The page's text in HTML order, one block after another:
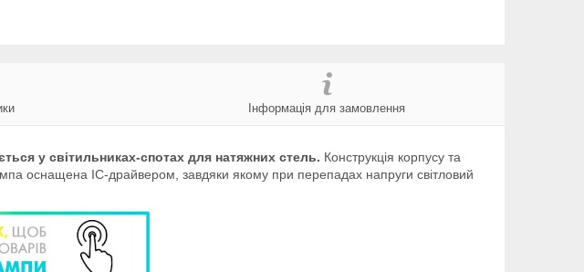
Інформація для замовлення
у світильниках-спотах для натяжних стель. Конструкція корпусу та
оснащена IC-драйвером, завдяки якому при перепадах напруги світловий